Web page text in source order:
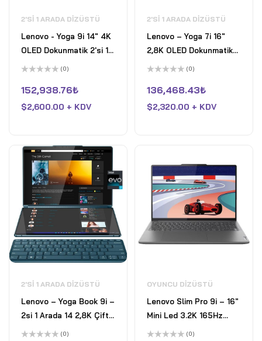
2'SI 1 ARADA DIZÜSTÜ
Lenovo - Yoga 9i 14" 4K
OLED Dokunmatik 2'si 1
Arada Dizüstü Bilgisayar
Platformu - Core i7-
1260P - 16GB RAM - 1TB
üzerinden
0
aldı
(0)
152,938.76₺
$2,600.00 + KDV
2'SI 1 ARADA DIZÜSTÜ
Lenovo – Yoga 7i 16"
2,8K OLED Dokunmatik
2'si 1 Arada Dizüstü
Ultra 7 258V - 32 GB
RAM - Intel Arc - 1 TB
üzerinden
0
aldı
(0)
136,468.43₺
$2,320.00 + KDV
2'SI 1 ARADA DIZÜSTÜ
Lenovo – Yoga Book 9i –
2si 1 Arada 14 2,8K Çift
Ekranlı OLED Dokunmatik
(0)
OYUNCU DIZÜSTÜ
Lenovo Slim Pro 9i – 16"
Mini Led 3.2K 165Hz
Dokunmatik Laptop Intel
(0)